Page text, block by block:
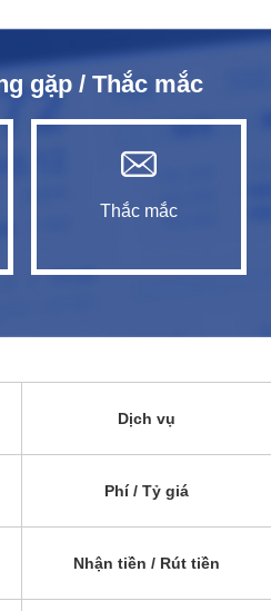
gặp / Thắc mắc
Thắc mắc
Dịch vụ
Phí / Tỷ giá
Nhận tiền / Rút tiền